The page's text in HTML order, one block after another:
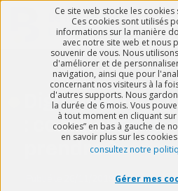
Ce site web stocke les
Ces cookies sont utilisés
informations sur la manière
avec notre site web et nous
souvenir de vous. Nous
d'améliorer et de
navigation, ainsi que pour
concernant nos visiteurs à la
d'autres supports. Nous
la durée de 6 mois. Vous
à tout moment en cliquant
cookies” en bas à gauche de
en savoir plus sur les
consultez notre
Gérer mes
Digitalisation
: comment s’y
prendre ?
5 min de